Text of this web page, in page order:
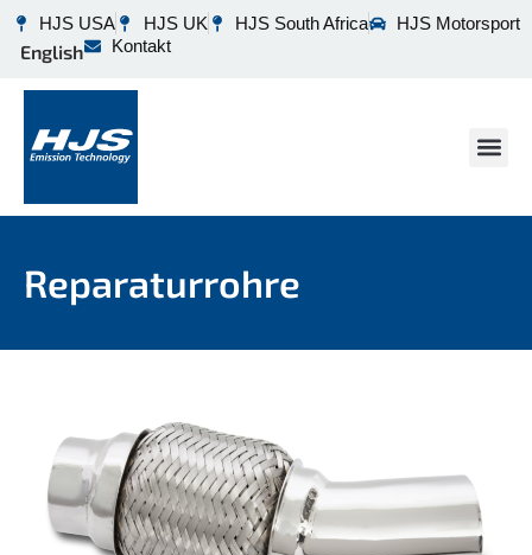
HJS USA HJS UK HJS South Africa HJS Motorsport
English Kontakt
Reparaturrohre